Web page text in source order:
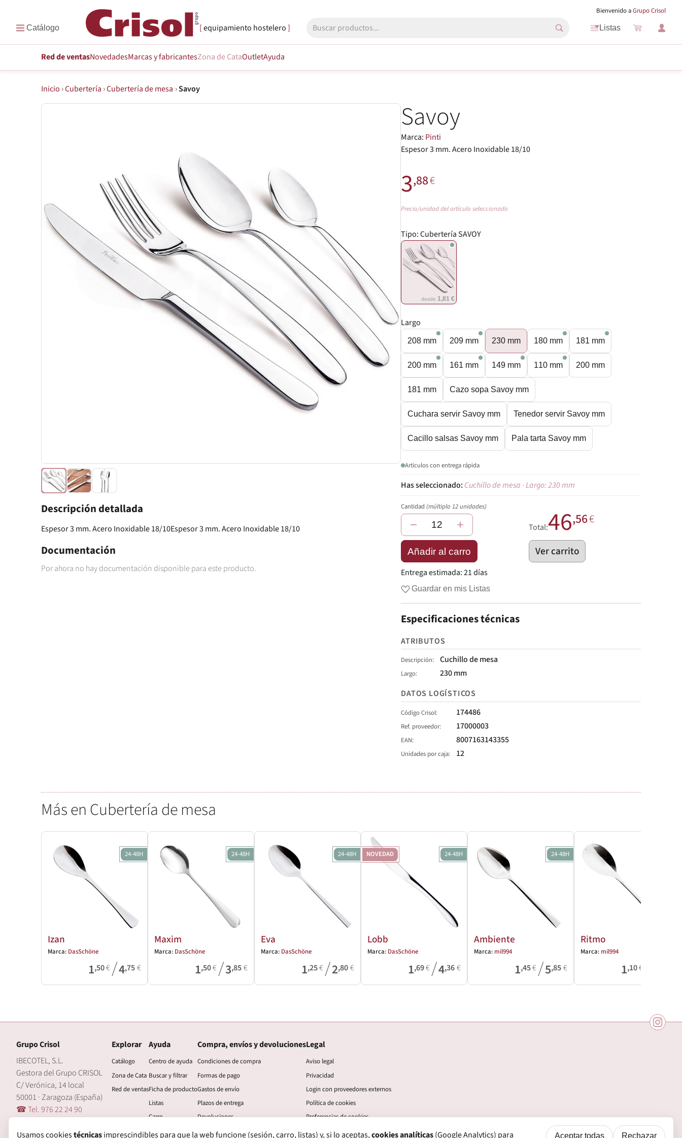
Bienvenido aGrupo Crisol
equipamiento hostelero Listas
Red de ventasNovedadesMarcasy fabricantesZona de CataOutletAyuda
Inicio ›Cubertería ›Cubertería de mesa ›Savoy
Descripción detallada
Espesor 3 mm. Acero Inoxidable 18/10Espesor 3 mm. Acero Inoxidable 18/10
Documentación
Por ahora no hay documentación disponible para este producto.
Savoy
Marca: Pinti
Espesor 3 mm. Acero Inoxidable 18/10
3,88€
Precio/unidad del artículo seleccionado
Tipo:Cubertería SAVOY
desde 1,81 €
Largo
208 mm 209 mm 230 mm 180 mm 181 mm
200 mm 161 mm 149 mm 110 mm 200 mm
181 mm Cazo sopa Savoy mm
Cuchara servir Savoy mm Tenedor servir Savoy mm
Cacillo salsas Savoy mm Pala tarta Savoy mm
Artículos con entrega rápida
Cuchillo de mesa · Largo: 230 mm
Cantidad(múltiplo 12 unidades)
− +
Añadir al carro
Total:46,56€
Ver carrito
Entrega estimada:21 días
Guardar en mis Listas
Especificaciones técnicas
ATRIBUTOS
Descripción Cuchillo de mesa
Largo
230 mm
DATOS LOGÍSTICOS
Código Crisol 174486
Ref. proveedor 17000003
EAN 8007163143355
Unidades por caja 12
Más en Cubertería de mesa
24-48H
Izan
Marca: DasSchöne
1,50€/4,75€
24-48H
Maxim
Marca: DasSchöne
1,50€/3,85€
24-48H
Eva
Marca: DasSchöne
1,25€/2,80€
NOVEDAD 24-48H
Lobb
Marca: DasSchöne
1,69€/4,36€
24-48H
Ambiente
Marca: mil994
1,45€/5,85€
Ritmo
Marca: mil994
1,10€
Grupo Crisol
IBECOTEL, S.L.
Gestora del Grupo CRISOL
C/ Verónica, 14 local
50001 · Zaragoza (España)
☎ Tel. 976 22 24 90
Explorar
Catálogo
Zona de Cata
Red de ventas
Ayuda
Centro de ayuda
Buscar y filtrar
Ficha de producto
Listas
Carro
Mi cuenta
Compra, envíos y devoluciones
Condiciones de compra
Formas de pago
Gastos de envío
Plazos de entrega
Devoluciones
Garantía
Legal
Aviso legal
Privacidad
Login con proveedores externos
Política de cookies
Preferencias de cookies
Usamos cookiestécnicasimprescindibles para que la web funcione (sesión, carro, listas) y, si lo aceptas,cookies analíticas(Google Analytics) para Aceptar todas Rechazar